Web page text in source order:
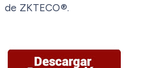
de ZKTECO®.